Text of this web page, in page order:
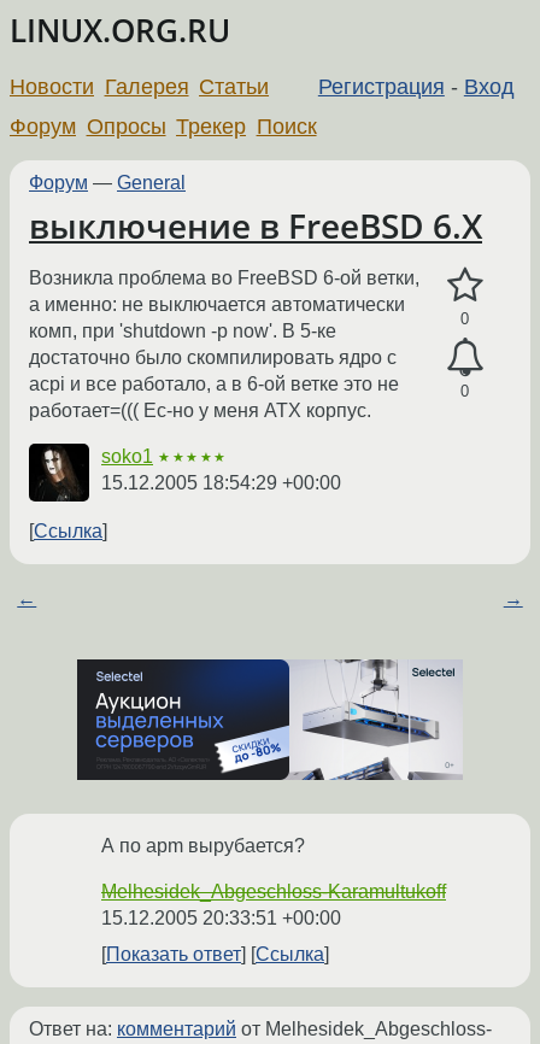
LINUX.ORG.RU
Регистрация - Вход
Новости Галерея Статьи
Форум Опросы Трекер Поиск
Форум — General
выключение в FreeBSD 6.X
0
0
Возникла проблема во FreeBSD 6-ой ветки,
а именно: не выключается автоматически
комп, при 'shutdown -p now'. В 5-ке
достаточно было скомпилировать ядро с
acpi и все работало, а в 6-ой ветке это не
работает=((( Ес-но у меня ATX корпус.
soko1 ★★★★★
15.12.2005 18:54:29 +00:00
Ссылка
← →
А по apm вырубается?
Melhesidek_Abgeschloss-Karamultukoff
15.12.2005 20:33:51 +00:00
Показать ответ
Ссылка
Ответ на: комментарий от Melhesidek_Abgeschloss-